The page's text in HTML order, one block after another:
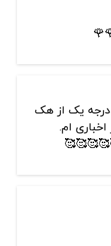
درجه یک از هک
ام.